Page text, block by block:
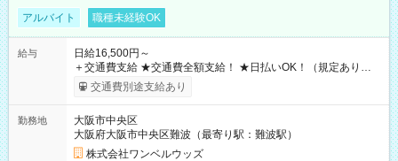
アルバイト 職種未経験OK
給与
日給16,500円～
＋交通費支給 ★交通費全額支給！ ★日払いOK！（規定あり） ┗
働いたその日に現金GET♪ お仕事後はコンビニATMから 日払
交通費別途支給あり
勤務地
大阪市中央区
大阪府大阪市中央区難波（最寄り駅：難波駅）
株式会社ワンベルウッズ